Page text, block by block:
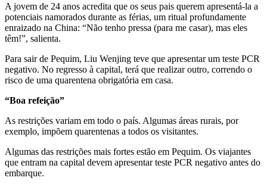
A jovem de 24 anos acredita que os seus pais querem apresentá-la a
potenciais namorados durante as férias, um ritual profundamente
enraizado na China: “Não tenho pressa (para me casar), mas eles
têm!”, salienta.
Para sair de Pequim, Liu Wenjing teve que apresentar um teste PCR
negativo. No regresso à capital, terá que realizar outro, correndo o
risco de uma quarentena obrigatória em casa.
“Boa refeição”
As restrições variam em todo o país. Algumas áreas rurais, por
exemplo, impõem quarentenas a todos os visitantes.
Algumas das restrições mais fortes estão em Pequim. Os viajantes
que entram na capital devem apresentar teste PCR negativo antes do
embarque.